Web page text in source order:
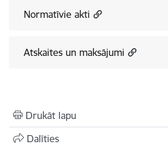
Normatīvie akti
Atskaites un maksājumi
Drukāt lapu
Dalīties